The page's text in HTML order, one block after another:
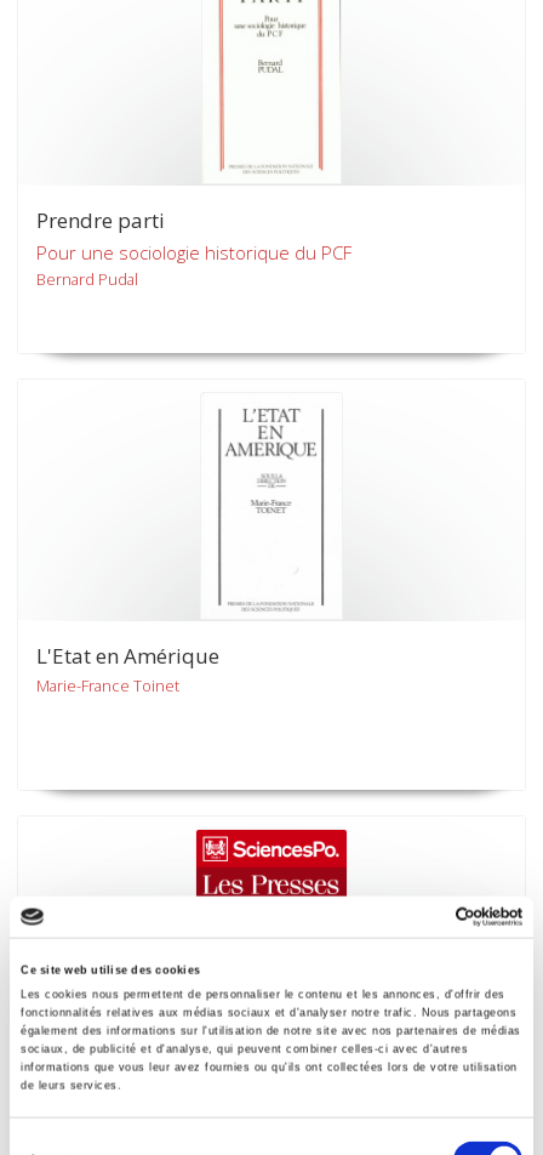
Ce site web utilise des cookies
Les cookies nous permettent de personnaliser le contenu et les annonces, d'offrir des
fonctionnalités relatives aux médias sociaux et d'analyser notre trafic. Nous partageons
également des informations sur l'utilisation de notre site avec nos partenaires de médias
sociaux, de publicité et d'analyse, qui peuvent combiner celles-ci avec d'autres
informations que vous leur avez fournies ou qu'ils ont collectées lors de votre utilisation
de leurs services.
Prendre parti
Pour une sociologie historique du PCF
Bernard Pudal
L'Etat en Amérique
Marie-France Toinet
Benoît Frachon, communiste et syndicaliste
Jacques Girault